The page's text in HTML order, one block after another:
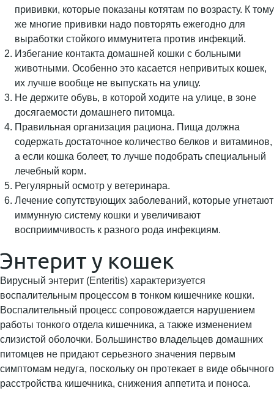
прививки, которые показаны котятам по возрасту. К тому
же многие прививки надо повторять ежегодно для
выработки стойкого иммунитета против инфекций.
Избегание контакта домашней кошки с больными
животными. Особенно это касается непривитых кошек,
их лучше вообще не выпускать на улицу.
Не держите обувь, в которой ходите на улице, в зоне
досягаемости домашнего питомца.
Правильная организация рациона. Пища должна
содержать достаточное количество белков и витаминов,
а если кошка болеет, то лучше подобрать специальный
лечебный корм.
Регулярный осмотр у ветеринара.
Лечение сопутствующих заболеваний, которые угнетают
иммунную систему кошки и увеличивают
восприимчивость к разного рода инфекциям.
Энтерит у кошек
Вирусный энтерит (Enteritis) характеризуется
воспалительным процессом в тонком кишечнике кошки.
Воспалительный процесс сопровождается нарушением
работы тонкого отдела кишечника, а также изменением
слизистой оболочки. Большинство владельцев домашних
питомцев не придают серьезного значения первым
симптомам недуга, поскольку он протекает в виде обычного
расстройства кишечника, снижения аппетита и поноса.